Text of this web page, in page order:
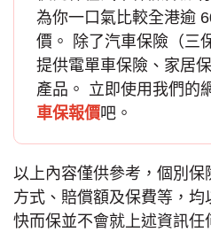
為你一口氣比較全港逾
價。 除了汽車保險 （
提供電單車保險、家居
產品。 立即使用我們的
車保報價吧。
以上內容僅供參考，個別
方式、賠償額及保費等，均
快而保並不會就上述資訊